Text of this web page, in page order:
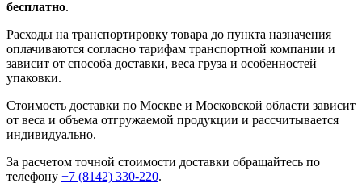
бесплатно.
Расходы на транспортировку товара до пункта назначения
оплачиваются согласно тарифам транспортной компании и
зависит от способа доставки, веса груза и особенностей
упаковки.
Стоимость доставки по Москве и Московской области зависит
от веса и объема отгружаемой продукции и рассчитывается
индивидуально.
За расчетом точной стоимости доставки обращайтесь по
телефону +7 (8142) 330-220.